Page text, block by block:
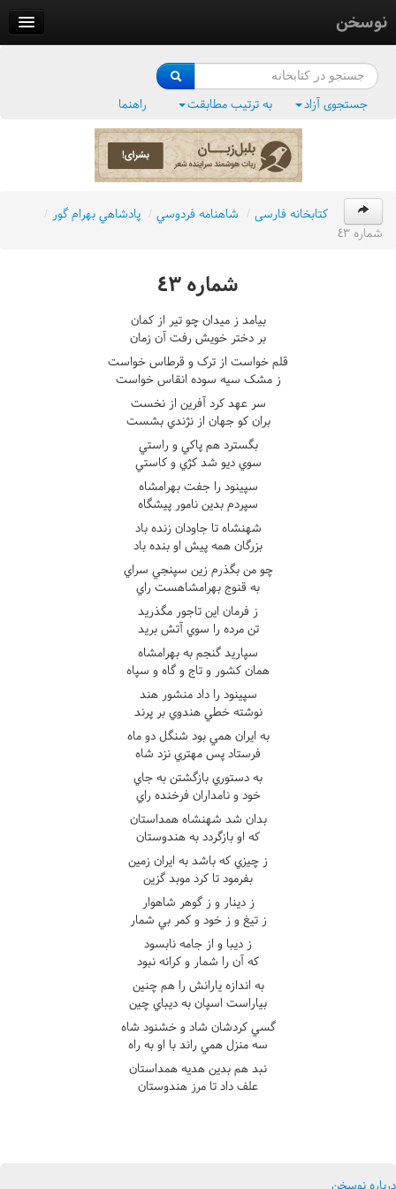
نوسخن
فرهنگ واژگان
جستجوی آزاد به ترتیب مطابقت راهنما
کتابخانه فارسی / شاهنامه فردوسي / پادشاهي بهرام گور /
شماره ٤٣
شماره ٤٣
بيامد ز ميدان چو تير از کمان
بر دختر خويش رفت آن زمان
قلم خواست از ترک و قرطاس خواست
ز مشک سيه سوده انقاس خواست
سر عهد کرد آفرين از نخست
بران کو جهان از نژندي بشست
بگسترد هم پاکي و راستي
سوي ديو شد کژي و کاستي
سپينود را جفت بهرامشاه
سپردم بدين نامور پيشگاه
شهنشاه تا جاودان زنده باد
بزرگان همه پيش او بنده باد
چو من بگذرم زين سپنجي سراي
به قنوج بهرامشاهست راي
ز فرمان اين تاجور مگذريد
تن مرده را سوي آتش بريد
سپاريد گنجم به بهرامشاه
همان کشور و تاج و گاه و سپاه
سپينود را داد منشور هند
نوشته خطي هندوي بر پرند
به ايران همي بود شنگل دو ماه
فرستاد پس مهتري نزد شاه
به دستوري بازگشتن به جاي
خود و نامداران فرخنده راي
بدان شد شهنشاه همداستان
که او بازگردد به هندوستان
ز چيزي که باشد به ايران زمين
بفرمود تا کرد موبد گزين
ز دينار و ز گوهر شاهوار
ز تيغ و ز خود و کمر بي شمار
ز ديبا و از جامه نابسود
که آن را شمار و کرانه نبود
به اندازه يارانش را هم چنين
بياراست اسپان به ديباي چين
گسي کردشان شاد و خشنود شاه
سه منزل همي راند با او به راه
نبد هم بدين هديه همداستان
علف داد تا مرز هندوستان
درباره نوسخن